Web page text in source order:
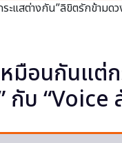
หมือนกันแต่
กับ